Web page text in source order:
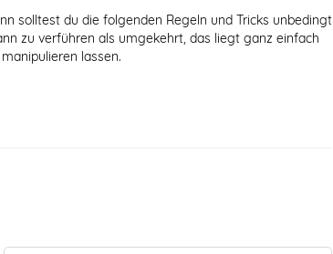
solltest du die folgenden Regeln und Tricks unbedingt
zu verführen als umgekehrt, das liegt ganz einfach
lassen.